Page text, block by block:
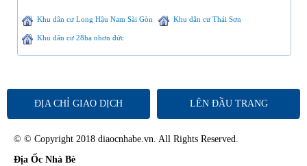
Khu dân cư Long Hậu Nam Sài Gòn Khu dân cư Thái Sơn
Khu dân cư 28ha nhơn đức
ĐỊA CHỈ GIAO DỊCH LÊN ĐẦU TRANG
© © Copyright 2018 diaocnhabe.vn. All Rights Reserved.
Địa Ốc Nhà Bè